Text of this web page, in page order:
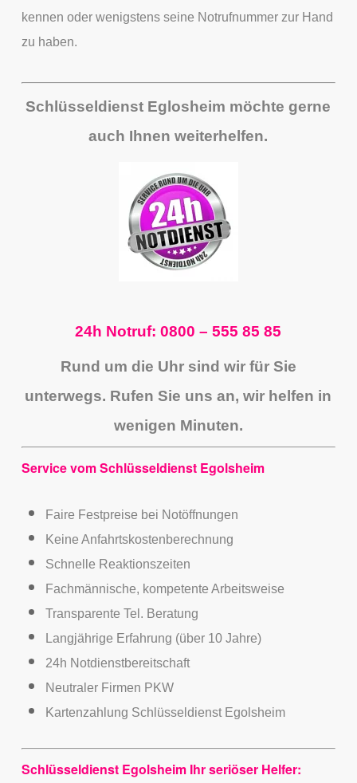
kennen oder wenigstens seine Notrufnummer zur Hand
zu haben.
Schlüsseldienst Eglosheim möchte gerne
auch Ihnen weiterhelfen.
24h Notruf: 0800 – 555 85 85
Rund um die Uhr sind wir für Sie
unterwegs. Rufen Sie uns an, wir helfen in
wenigen Minuten.
Service vom Schlüsseldienst Egolsheim
Faire Festpreise bei Notöffnungen
Keine Anfahrtskostenberechnung
Schnelle Reaktionszeiten
Fachmännische, kompetente Arbeitsweise
Transparente Tel. Beratung
Langjährige Erfahrung (über 10 Jahre)
24h Notdienstbereitschaft
Neutraler Firmen PKW
Kartenzahlung Schlüsseldienst Egolsheim
Schlüsseldienst Egolsheim Ihr seriöser Helfer: